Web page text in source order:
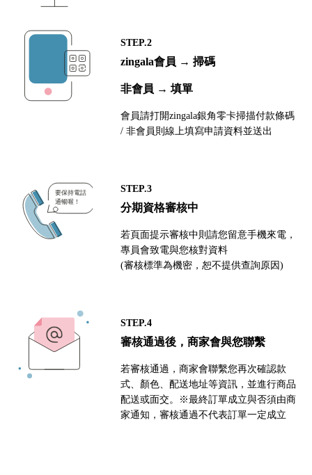
STEP.2
zingala會員 → 掃碼
非會員 → 填單
會員請打開zingala銀角零卡掃描付款條碼
/ 非會員則線上填寫申請資料並送出
STEP.3
分期資格審核中
若頁面提示審核中則請您留意手機來電，
專員會致電與您核對資料
(審核標準為機密，恕不提供查詢原因)
STEP.4
審核通過後，商家會與您聯繫
若審核通過，商家會聯繫您再次確認款
式、顏色、配送地址等資訊，並進行商品
配送或面交。※最終訂單成立與否須由商
家通知，審核通過不代表訂單一定成立